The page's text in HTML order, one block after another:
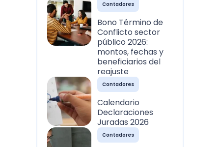
Contadores
Bono Término de
Conflicto sector
público 2026:
montos, fechas y
beneficiarios del
reajuste
Contadores
Calendario
Declaraciones
Juradas 2026
Contadores